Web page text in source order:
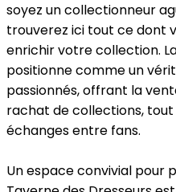
soyez un collectionneur
trouverez ici tout ce dont
enrichir votre collection.
positionne comme un
passionnés, offrant la
rachat de collections,
échanges entre fans.
Un espace convivial pour